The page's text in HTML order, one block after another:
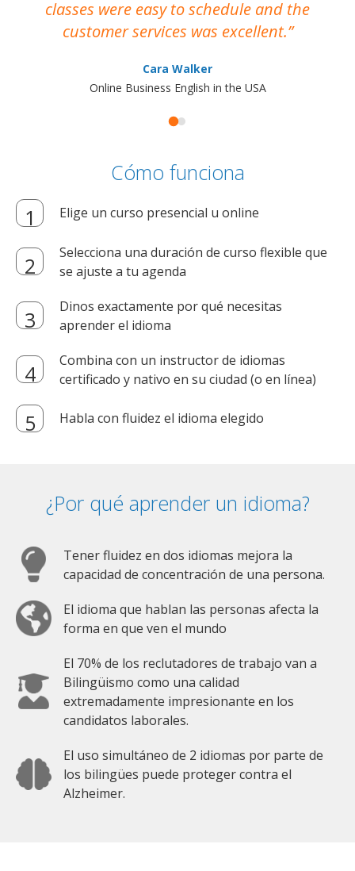
classes were easy to schedule and the
customer services was excellent.
Cara Walker
Online Business English in the USA
Cómo funciona
Elige un curso presencial u online
Selecciona una duración de curso flexible que
se ajuste a tu agenda
Dinos exactamente por qué necesitas
aprender el idioma
Combina con un instructor de idiomas
certificado y nativo en su ciudad (o en línea)
Habla con fluidez el idioma elegido
¿Por qué aprender un idioma?
Tener fluidez en dos idiomas mejora la
capacidad de concentración de una persona.
El idioma que hablan las personas afecta la
forma en que ven el mundo
El 70% de los reclutadores de trabajo van a
Bilingüismo como una calidad
extremadamente impresionante en los
candidatos laborales.
El uso simultáneo de 2 idiomas por parte de
los bilingües puede proteger contra el
Alzheimer.